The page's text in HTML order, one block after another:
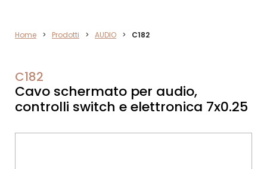
AUDIO
Home > Prodotti > AUDIO > C182
C182
Cavo schermato per audio,
controlli switch e elettronica 7x0.25